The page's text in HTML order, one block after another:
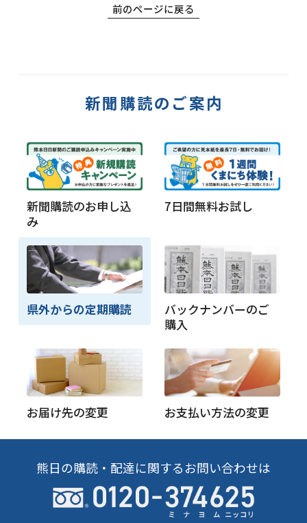
前のページに戻る
新聞購読のご案内
新聞購読のお申し込
み
7日間無料お試し
県外からの定期購読
バックナンバーのご
購入
お届け先の変更 お支払い方法の変更
熊日の購読・配達に関するお問い合わせは